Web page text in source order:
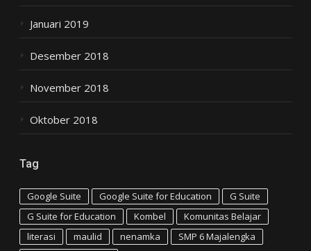
Januari 2019
Desember 2018
November 2018
Oktober 2018
Tag
Google Suite Google Suite for Education
G Suite
G Suite for Education
Kombel
Komunitas Belajar
literasi
maulid nenamka
SMP 6 Majalengka